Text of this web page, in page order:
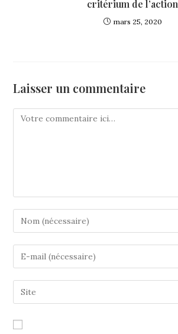
critérium de l’action
mars 25, 2020
Laisser un commentaire